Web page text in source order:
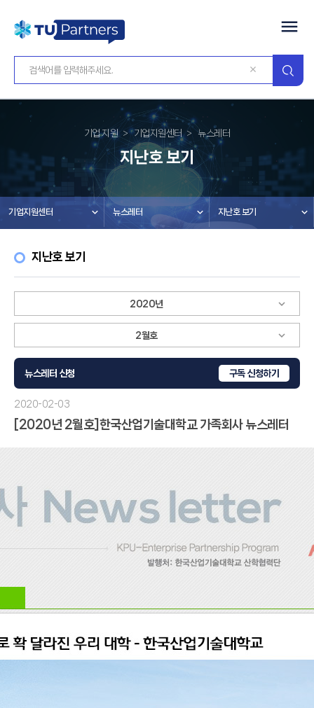
기업 지원 기업지원센터 뉴스레터
지난호 보기
기업지원센터 뉴스레터 지난호 보기
지난호 보기
뉴스레터 신청 구독 신청하기
2020-02-03
[2020년 2월호]한국산업기술대학교 가족회사 뉴스레터